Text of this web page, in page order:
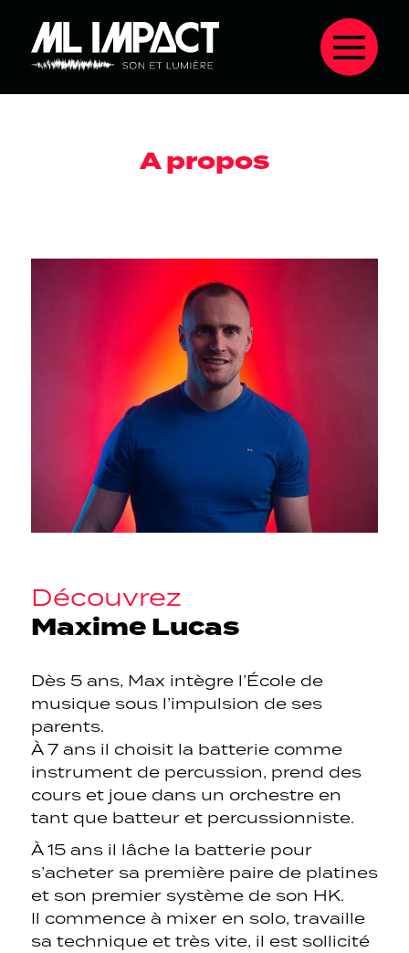
A propos
Découvrez
Maxime Lucas
Dès 5 ans, Max intègre l’École de
musique sous l’impulsion de ses
parents.
À 7 ans il choisit la batterie comme
instrument de percussion, prend des
cours et joue dans un orchestre en
tant que batteur et percussionniste.
À 15 ans il lâche la batterie pour
s’acheter sa première paire de platines
et son premier système de son HK.
Il commence à mixer en solo, travaille
sa technique et très vite, il est sollicité